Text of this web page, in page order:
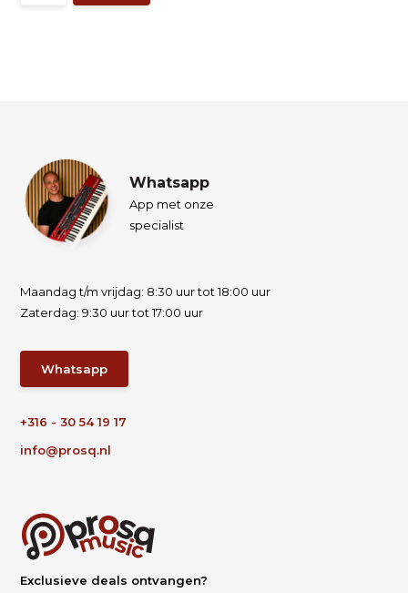
Whatsapp
App met onze
specialist
Maandag t/m vrijdag: 8:30 uur tot 18:00 uur
Zaterdag: 9:30 uur tot 17:00 uur
Whatsapp
+316 - 30 54 19 17
info@prosq.nl
Exclusieve deals ontvangen?